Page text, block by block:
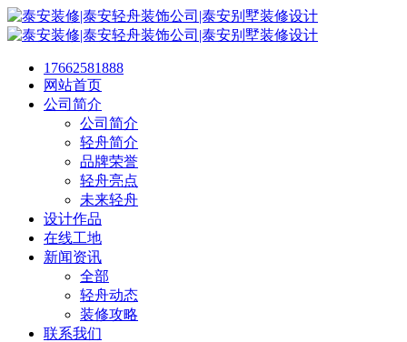
17662581888
网站首页
公司简介
公司简介
轻舟简介
品牌荣誉
轻舟亮点
未来轻舟
设计作品
在线工地
新闻资讯
全部
轻舟动态
装修攻略
联系我们